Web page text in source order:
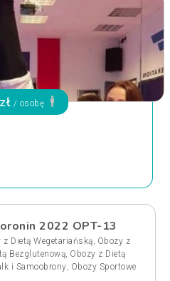
/ osobę
2022 OPT-13
z Dietą Wegetariańską, Obozy z
Bezglutenową, Obozy z Dietą
i Samoobrony, Obozy Sportowe